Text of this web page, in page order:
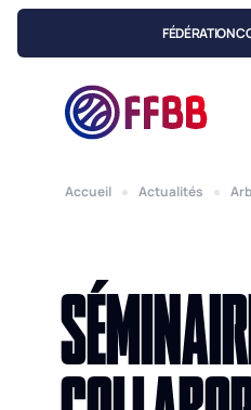
FÉDÉRATION
Accueil Actualités